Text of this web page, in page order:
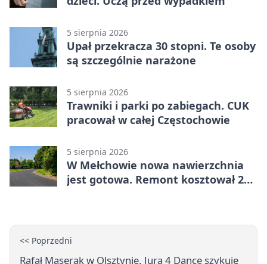
5 sierpnia 2026
Upał przekracza 30 stopni. Te osoby
są szczególnie narażone
5 sierpnia 2026
Trawniki i parki po zabiegach. CUK
pracował w całej Częstochowie
5 sierpnia 2026
W Mełchowie nowa nawierzchnia
jest gotowa. Remont kosztował 222
<< Poprzedni
Rafał Maserak w Olsztynie. Jura 4 Dance szykuje